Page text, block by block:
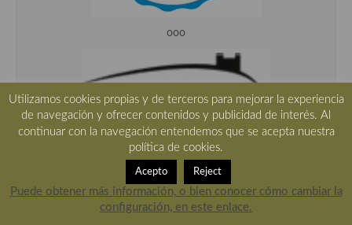
ooo
ooo
Utilizamos cookies propias y de terceros para mejorar la experiencia
de navegación y ofrecer contenidos y publicidad de interés. Al
continuar con la navegación entendemos que se acepta nuestra
política de cookies.
Acepto Reject
Puede obtener más información, o bien conocer cómo cambiar la
configuración, en este enlace.